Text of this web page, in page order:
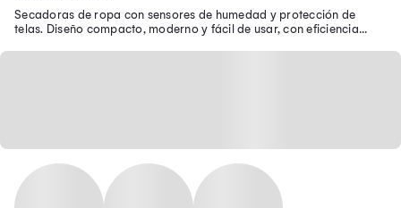
Secadoras de ropa con sensores de humedad y protección de
telas. Diseño compacto, moderno y fácil de usar, con eficiencia